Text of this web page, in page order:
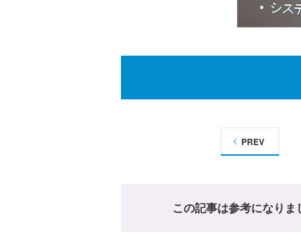
PREV
この記事は参考になりま